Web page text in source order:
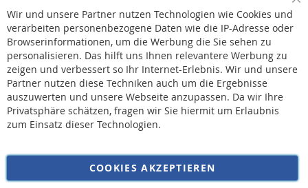
* Bei der Lieferung auf deutsche Inseln wird ein Inselzuschlag von 15,00 € auf die
Versandkosten erhoben.
AGB
Widerruf
Datenschutz
Impressum
Wir und unsere Partner nutzen Technologien wie Cookies und
verarbeiten personenbezogene Daten wie die IP-Adresse oder
Browserinformationen, um die Werbung die Sie sehen zu
personalisieren. Das hilft uns Ihnen relevantere Werbung zu
zeigen und verbessert so Ihr Internet-Erlebnis. Wir und unsere
Partner nutzen diese Techniken auch um die Ergebnisse
auszuwerten und unsere Webseite anzupassen. Da wir Ihre
Privatsphäre schätzen, fragen wir Sie hiermit um Erlaubnis
zum Einsatz dieser Technologien.
COOKIES AKZEPTIEREN